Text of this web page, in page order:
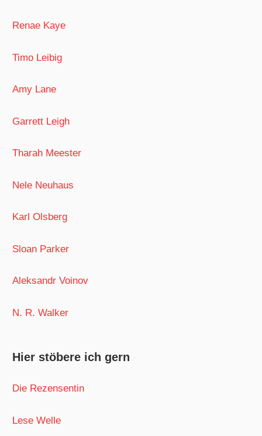
Renae Kaye
Timo Leibig
Amy Lane
Garrett Leigh
Tharah Meester
Nele Neuhaus
Karl Olsberg
Sloan Parker
Aleksandr Voinov
N. R. Walker
Hier stöbere ich gern
Die Rezensentin
Lese Welle